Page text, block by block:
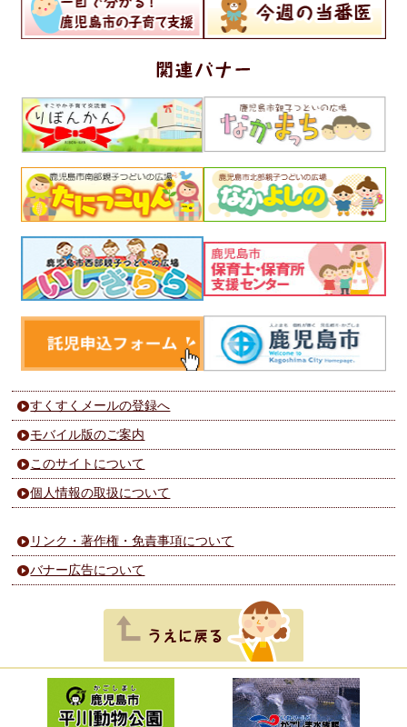
すくすくメールの登録へ
モバイル版のご案内
このサイトについて
個人情報の取扱について
リンク・著作権・免責事項について
バナー広告について